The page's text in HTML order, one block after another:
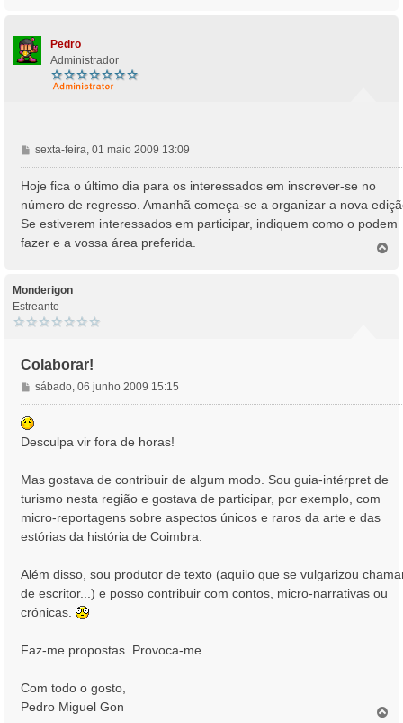
Pedro
Administrador
M
e
n
s
g
e
sexta-feira, 01 maio 2009 13:09
Hoje fica o último dia para os interessados em inscrever-se no
número de regresso. Amanhã começa-se a organizar a nova
Se estiverem interessados em participar, indiquem como o podem
fazer e a vossa área preferida.
Monderigon
Estreante
Colaborar!
M
e
n
e
m
sábado, 06 junho 2009 15:15
Desculpa vir fora de horas!
Mas gostava de contribuir de algum modo. Sou guia-intérpret de
turismo nesta região e gostava de participar, por exemplo, com
micro-reportagens sobre aspectos únicos e raros da arte e das
estórias da história de Coimbra.
Além disso, sou produtor de texto (aquilo que se vulgarizou
de escritor...) e posso contribuir com contos, micro-narrativas ou
crónicas.
Faz-me propostas. Provoca-me.
Com todo o gosto,
Pedro Miguel Gon